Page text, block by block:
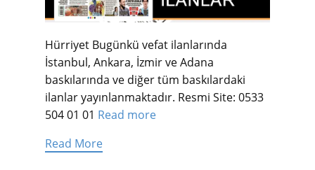
Hürriyet Bugünkü vefat ilanlarında
İstanbul, Ankara, İzmir ve Adana
baskılarında ve diğer tüm baskılardaki
ilanlar yayınlanmaktadır. Resmi Site: 0533
504 01 01 Read more
Read More